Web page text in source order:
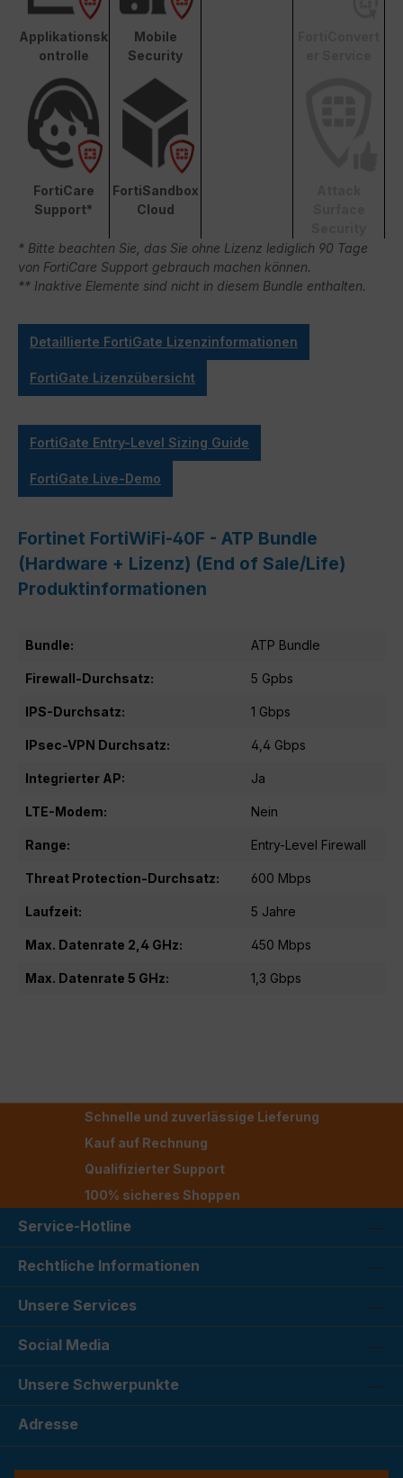
Applikationsk
ontrolle
Mobile
Security
FortiCare
Support*
FortiSandbox
Cloud
* Bitte beachten Sie, das Sie ohne Lizenz lediglich 90 Tage
von FortiCare Support gebrauch machen können.
** Inaktive Elemente sind nicht in diesem Bundle enthalten.
Detaillierte FortiGate Lizenzinformationen
FortiGate Lizenzübersicht
FortiGate Entry-Level Sizing Guide
FortiGate Live-Demo
Fortinet FortiWiFi-40F - ATP Bundle
(Hardware + Lizenz) (End of Sale/Life)
Produktinformationen
Bundle: ATP Bundle
Firewall-Durchsatz: 5 Gpbs
IPS-Durchsatz: 1 Gbps
IPsec-VPN Durchsatz: 4,4 Gbps
Integrierter AP: Ja
LTE-Modem: Nein
Range: Entry-Level Firewall
Threat Protection-Durchsatz: 600 Mbps
Laufzeit: 5 Jahre
Max. Datenrate 2,4 GHz: 450 Mbps
Max. Datenrate 5 GHz: 1,3 Gbps
Schnelle und zuverlässige Lieferung
Kauf auf Rechnung
Qualifizierter Support
100% sicheres Shoppen
Service-Hotline
Rechtliche Informationen
Unsere Services
Social Media
Unsere Schwerpunkte
Adresse